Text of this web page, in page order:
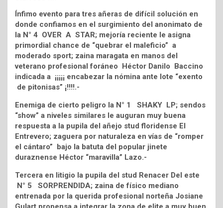
Ínfimo evento para tres añeras de difícil solución en
donde confiamos en el surgimiento del anonimato de
la N° 4 OVER A STAR; mejoría reciente le asigna
primordial chance de “quebrar el maleficio” a
moderado sport; zaina maragata en manos del
veterano profesional foráneo Héctor Danilo Baccino
indicada a ¡¡¡¡¡ encabezar la nómina ante lote “exento
de pitonisas” ¡!!!!.-
Enemiga de cierto peligro la N° 1 SHAKY LP; sendos
“show” a niveles similares le auguran muy buena
respuesta a la pupila del añejo stud floridense El
Entrevero; zaguera por naturaleza en vías de “romper
el cántaro” bajo la batuta del popular jinete
duraznense Héctor “maravilla” Lazo.-
Tercera en litigio la pupila del stud Renacer Del este
N° 5 SORPRENDIDA; zaina de físico mediano
entrenada por la querida profesional norteña Josiane